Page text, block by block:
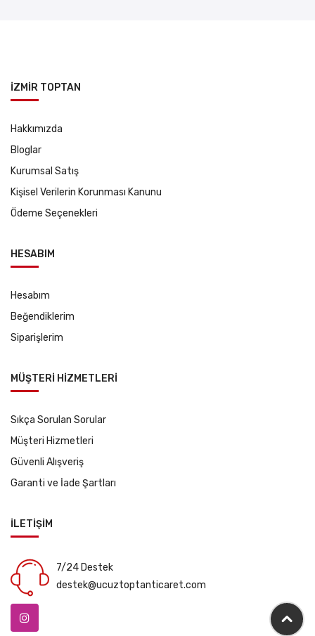
İZMİR TOPTAN
Hakkımızda
Bloglar
Kurumsal Satış
Kişisel Verilerin Korunması Kanunu
Ödeme Seçenekleri
HESABIM
Hesabım
Beğendiklerim
Siparişlerim
MÜŞTERİ HİZMETLERİ
Sıkça Sorulan Sorular
Müşteri Hizmetleri
Güvenli Alışveriş
Garanti ve İade Şartları
İLETİŞİM
7/24 Destek
destek@ucuztoptanticaret.com